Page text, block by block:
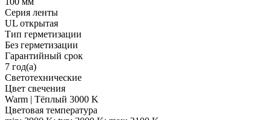
Серия ленты
UL открытая
Тип герметизации
Без герметизации
Гарантийный срок
7 год(а)
Светотехнические
Цвет свечения
Warm | Тёплый 3000 K
Цветовая температура